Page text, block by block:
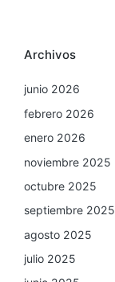
Archivos
junio 2026
febrero 2026
enero 2026
noviembre 2025
octubre 2025
septiembre 2025
agosto 2025
julio 2025